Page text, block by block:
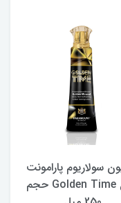
سولاریوم پارامونت
مدل Golden Time حجم